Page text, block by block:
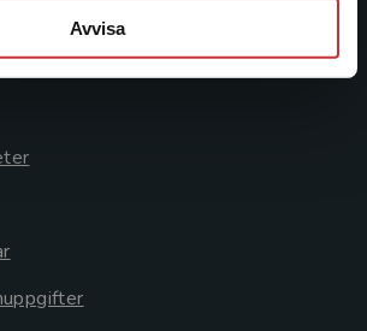
Avvisa